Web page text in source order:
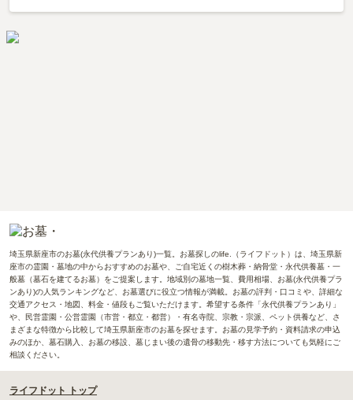
埼玉県新座市のお墓(永代供養プランあり)一覧。お墓探しのlife.（ライフドット）は、埼玉県新
座市の霊園・墓地の中からおすすめのお墓や、ご自宅近くの樹木葬・納骨堂・永代供養墓・一
般墓（墓石を建てるお墓）をご提案します。地域別の墓地一覧、費用相場、お墓(永代供養プラ
ンあり)の人気ランキングなど、お墓選びに役立つ情報が満載。お墓の評判・口コミや、詳細な
交通アクセス・地図、料金・値段もご覧いただけます。希望する条件「永代供養プランあり」
や、民営霊園・公営霊園（市営・都立・都営）・有名寺院、宗教・宗派、ペット供養など、さ
まざまな特徴から比較して埼玉県新座市のお墓を探せます。お墓の見学予約・資料請求の申込
みのほか、墓石購入、お墓の移設、墓じまい後の遺骨の移動先・移す方法についても気軽にご
相談ください。
ライフドット トップ